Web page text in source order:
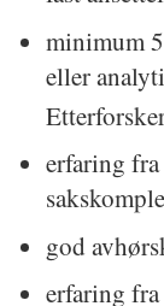
minimum
eller
erfaring
god
erfaring